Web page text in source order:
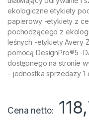
ekologiczne etykiety
papierowy -etykiety z
pochodzącego z
leśnych -etykiety Avery
pomocą DesignPro®5 -
dostępnego na stronie
– jednostka sprzedazy 1
Cena netto